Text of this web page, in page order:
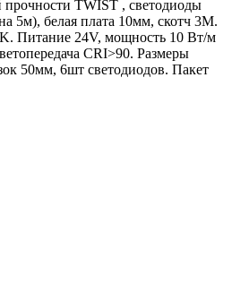
TWIST , светодиоды
5м), белая плата 10мм, скотч 3М.
Питание 24V, мощность 10 Вт/м
CRI>90. Размеры
50мм, 6шт светодиодов. Пакет